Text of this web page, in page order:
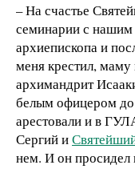
– На счастье
семинарии с нашим
архиепископа и
меня крестил, маму
архимандрит
белым офицером до
арестовали и в
Сергий и
нем. И он просидел